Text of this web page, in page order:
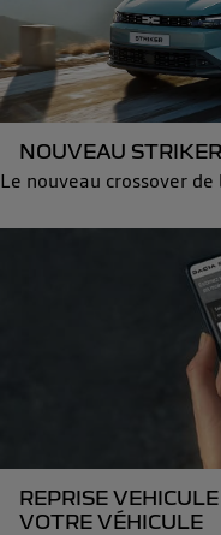
NOUVEAU STRIKER
Le nouveau crossover
REPRISE
VOTRE VÉHICULE